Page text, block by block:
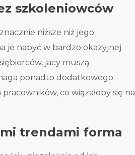
szkoleniowców
niższe niż jego
je nabyć w bardzo okazyjnej
jacy muszą
ponadto dodatkowego
co wiązałoby się na
trendami forma